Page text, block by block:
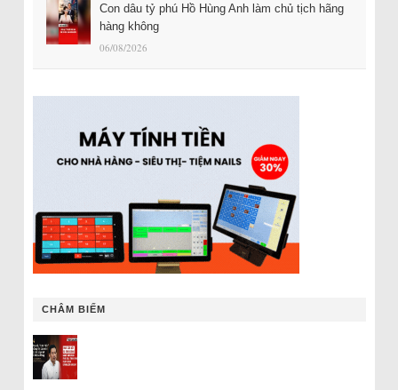
Con dâu tỷ phú Hồ Hùng Anh làm chủ tịch hãng
hàng không
06/08/2026
CHÂM BIẾM